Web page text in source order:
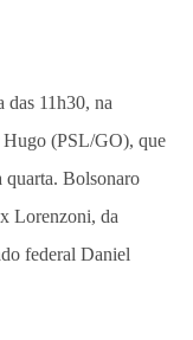
das 11h30, na
(PSL/GO), que
quarta. Bolsonaro
Lorenzoni, da
federal Daniel